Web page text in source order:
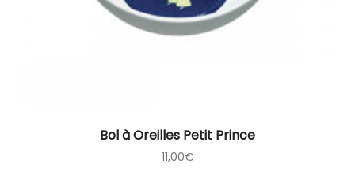
Bol à Oreilles Petit Prince
11,00€